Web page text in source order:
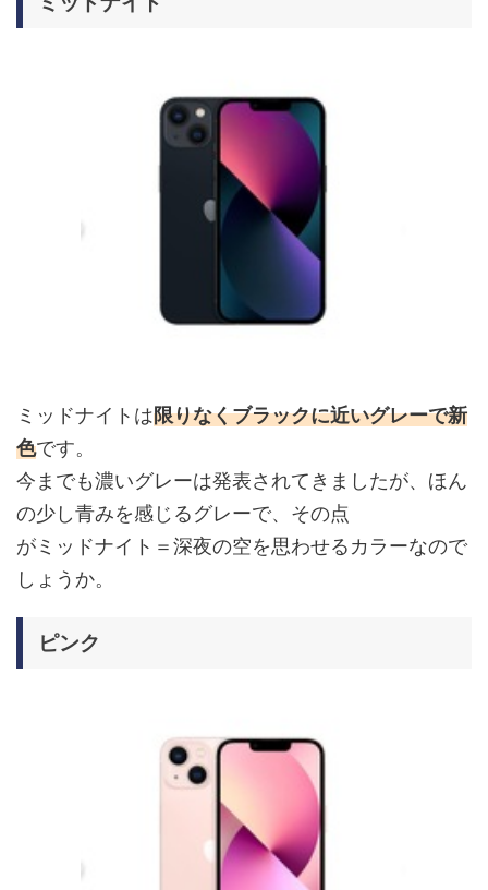
ミッドナイトは限りなくブラックに近いグレーで新
色です。
今までも濃いグレーは発表されてきましたが、ほん
の少し青みを感じるグレーで、その点
がミッドナイト＝深夜の空を思わせるカラーなので
しょうか。
ピンク